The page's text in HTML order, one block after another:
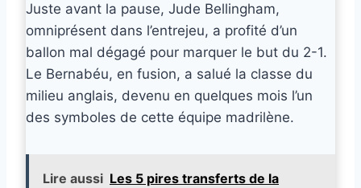
Juste avant la pause, Jude Bellingham,
omniprésent dans l’entrejeu, a profité d’un
ballon mal dégagé pour marquer le but du 2-1.
Le Bernabéu, en fusion, a salué la classe du
milieu anglais, devenu en quelques mois l’un
des symboles de cette équipe madrilène.
Lire aussi Les 5 pires transferts de la